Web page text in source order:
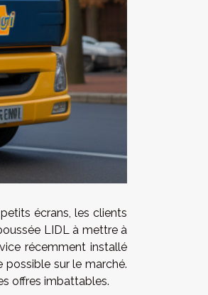
écrans, les clients
LIDL à mettre à
récemment installé
sur le marché.
offres imbattables.